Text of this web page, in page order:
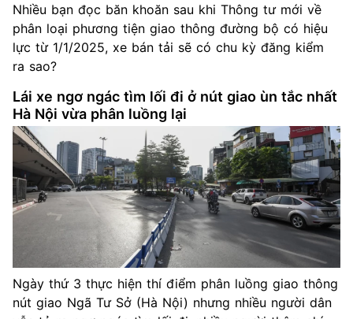
Nhiều bạn đọc băn khoăn sau khi Thông tư mới về
phân loại phương tiện giao thông đường bộ có hiệu
lực từ 1/1/2025, xe bán tải sẽ có chu kỳ đăng kiểm
ra sao?
Lái xe ngơ ngác tìm lối đi ở nút giao ùn tắc nhất
Hà Nội vừa phân luồng lại
Ngày thứ 3 thực hiện thí điểm phân luồng giao thông
nút giao Ngã Tư Sở (Hà Nội) nhưng nhiều người dân